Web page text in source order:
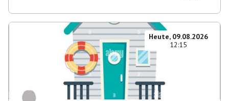
Heute, 09.08.2026
12:15